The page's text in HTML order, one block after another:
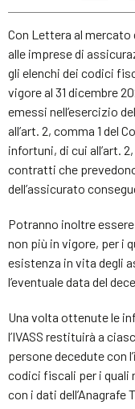
Con Lettera al mercato
alle imprese di
gli elenchi dei codici
vigore al 31 dicembre
emessi nell’esercizio
all’art. 2, comma 1 del
infortuni, di cui all’art.
contratti che
dell’assicurato
Potranno inoltre
non più in vigore, per i
esistenza in vita degli
l’eventuale data del
Una volta ottenute le
l’IVASS restituirà a
persone decedute con
codici fiscali per i quali
con i dati dell’Anagrafe